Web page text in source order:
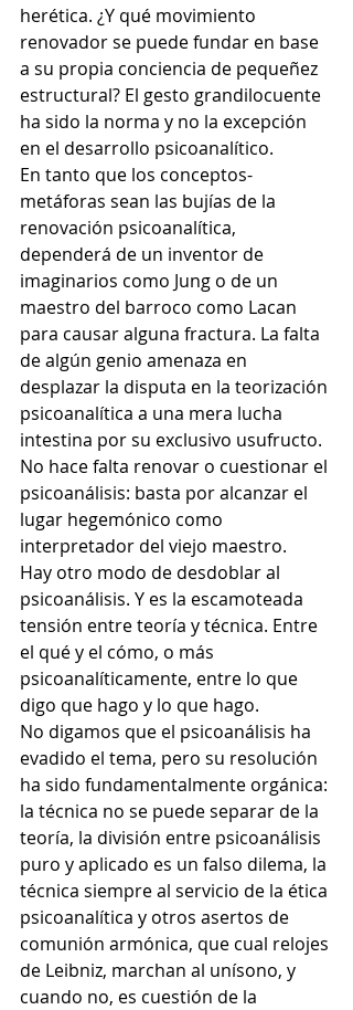
herética. ¿Y qué movimiento
renovador se puede fundar en base
a su propia conciencia de pequeñez
estructural? El gesto grandilocuente
ha sido la norma y no la excepción
en el desarrollo psicoanalítico.
En tanto que los conceptos-
metáforas sean las bujías de la
renovación psicoanalítica,
dependerá de un inventor de
imaginarios como Jung o de un
maestro del barroco como Lacan
para causar alguna fractura. La falta
de algún genio amenaza en
desplazar la disputa en la teorización
psicoanalítica a una mera lucha
intestina por su exclusivo usufructo.
No hace falta renovar o cuestionar el
psicoanálisis: basta por alcanzar el
lugar hegemónico como
interpretador del viejo maestro.
Hay otro modo de desdoblar al
psicoanálisis. Y es la escamoteada
tensión entre teoría y técnica. Entre
el qué y el cómo, o más
psicoanalíticamente, entre lo que
digo que hago y lo que hago.
No digamos que el psicoanálisis ha
evadido el tema, pero su resolución
ha sido fundamentalmente orgánica:
la técnica no se puede separar de la
teoría, la división entre psicoanálisis
puro y aplicado es un falso dilema, la
técnica siempre al servicio de la ética
psicoanalítica y otros asertos de
comunión armónica, que cual relojes
de Leibniz, marchan al unísono, y
cuando no, es cuestión de la